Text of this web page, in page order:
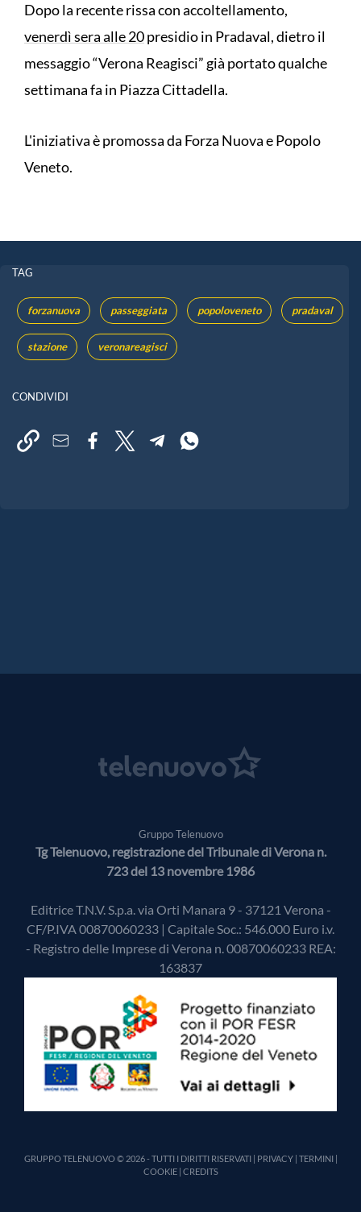
Dopo la recente rissa con accoltellamento,
venerdì sera alle 20presidio in Pradaval, dietro il
messaggio “Verona Reagisci” già portato qualche
settimana fa in Piazza Cittadella.
L'iniziativa è promossa da Forza Nuova e Popolo
Veneto.
TAG
forzanuova passeggiata popoloveneto pradaval
stazione veronareagisci
CONDIVIDI
Gruppo Telenuovo
Tg Telenuovo, registrazione del Tribunale di Verona n.
723 del 13 novembre 1986
Editrice T.N.V. S.p.a. via Orti Manara 9 - 37121 Verona -
CF/P.IVA 00870060233 | Capitale Soc.: 546.000 Euro i.v.
- Registro delle Imprese di Verona n. 00870060233 REA:
163837
GRUPPO TELENUOVO © 2026 - TUTTI I DIRITTI RISERVATI | PRIVACY| TERMINI|
COOKIE| CREDITS